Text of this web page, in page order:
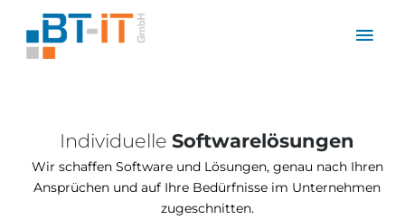
Inhalt
springen
Individuelle Softwarelösungen
Wir schaffen Software und Lösungen, genau nach Ihren
Ansprüchen und auf Ihre Bedürfnisse im Unternehmen
zugeschnitten.